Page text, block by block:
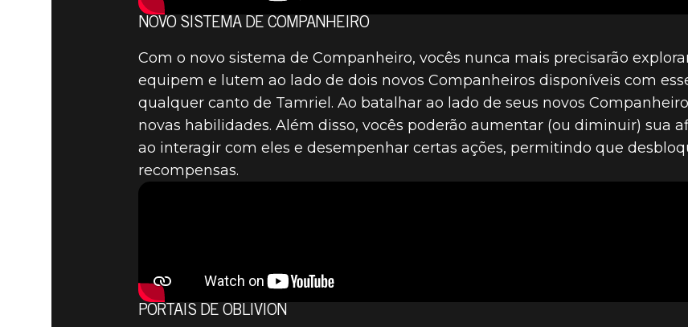
NOVO SISTEMA DE COMPANHEIRO
Com o novo sistema de Companheiro, vocês nunca mais precisarão
equipem e lutem ao lado de dois novos Companheiros disponíveis com
qualquer canto de Tamriel. Ao batalhar ao lado de seus novos
novas habilidades. Além disso, vocês poderão aumentar (ou diminuir) sua
ao interagir com eles e desempenhar certas ações, permitindo que
recompensas.
PORTAIS DE OBLIVION